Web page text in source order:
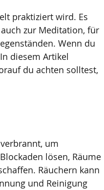
praktiziert wird. Es
zur Meditation, für
Wenn du
diesem Artikel
du achten solltest,
um
lösen, Räume
Räuchern kann
und Reinigung